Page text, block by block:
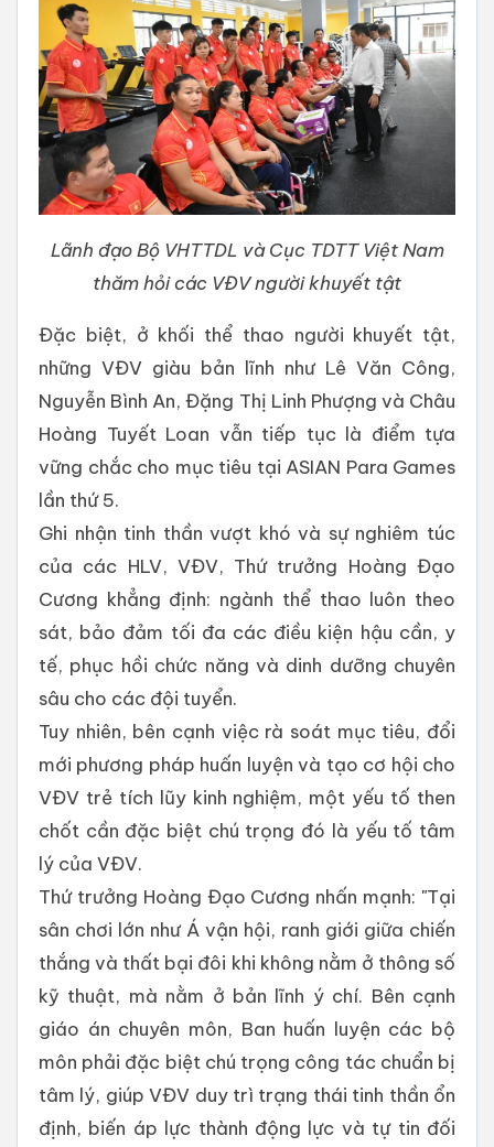
Lãnh đạo Bộ VHTTDL và Cục TDTT Việt Nam
thăm hỏi các VĐV người khuyết tật
Đặc biệt, ở khối thể thao người khuyết tật,
những VĐV giàu bản lĩnh như Lê Văn Công,
Nguyễn Bình An, Đặng Thị Linh Phượng và Châu
Hoàng Tuyết Loan vẫn tiếp tục là điểm tựa
vững chắc cho mục tiêu tại ASIAN Para Games
lần thứ 5.
​Ghi nhận tinh thần vượt khó và sự nghiêm túc
của các HLV, VĐV, Thứ trưởng Hoàng Đạo
Cương khẳng định: ngành thể thao luôn theo
sát, bảo đảm tối đa các điều kiện hậu cần, y
tế, phục hồi chức năng và dinh dưỡng chuyên
sâu cho các đội tuyển.
​Tuy nhiên, bên cạnh việc rà soát mục tiêu, đổi
mới phương pháp huấn luyện và tạo cơ hội cho
VĐV trẻ tích lũy kinh nghiệm, một yếu tố then
chốt cần đặc biệt chú trọng đó là yếu tố tâm
lý của VĐV.
​Thứ trưởng Hoàng Đạo Cương nhấn mạnh: "Tại
sân chơi lớn như Á vận hội, ranh giới giữa chiến
thắng và thất bại đôi khi không nằm ở thông số
kỹ thuật, mà nằm ở bản lĩnh ý chí. Bên cạnh
giáo án chuyên môn, Ban huấn luyện các bộ
môn phải đặc biệt chú trọng công tác chuẩn bị
tâm lý, giúp VĐV duy trì trạng thái tinh thần ổn
định, biến áp lực thành động lực và tự tin đối